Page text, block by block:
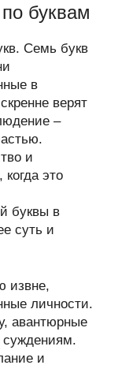
буквам
Семь букв
в
верят
–
и
это
буквы в
суть и
извне,
личности.
авантюрные
суждениям.
и